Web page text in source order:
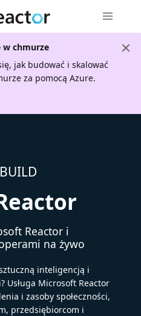
w chmurze
jak budować i skalować
za pomocą Azure.
Reactor i
na żywo
inteligencją i
Usługa Microsoft Reactor
i zasoby społeczności,
przedsiębiorcom i